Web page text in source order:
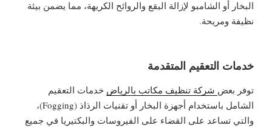
البخار أو الشامبو لإزالة البقع والروائح الكريهة، مما يضمن بيئة
نظيفة ومريحة.
خدمات التعقيم المتقدمة
توفر بعض شركة تنظيف مكاتب بالرياض خدمات التعقيم
الشامل باستخدام أجهزة البخار أو تقنيات الرذاذ (Fogging)،
والتي تساعد على القضاء على الفيروسات والبكتيريا في جميع